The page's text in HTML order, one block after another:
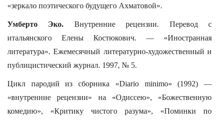
«зеркало поэтического будущего Ахматовой».
Умберто Эко. Внутренние рецензии. Перевод с
итальянского Елены Костюкович. — «Иностранная
литература». Ежемесячный литературно-художественный и
публицистический журнал. 1997, № 5.
Цикл пародий из сборника «Diario minimo» (1992) —
«внутренние рецензии» на «Одиссею», «Божественную
комедию», «Критику чистого разума», «Поминки по